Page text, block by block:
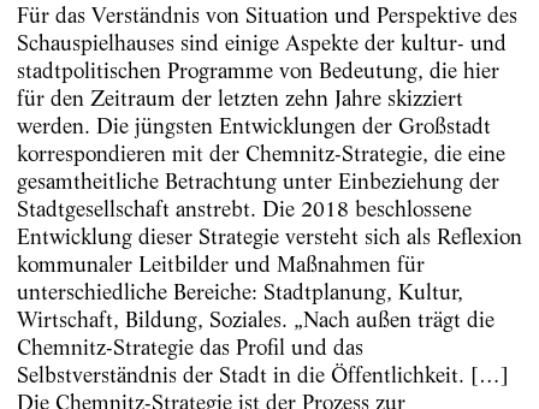
Für das Verständnis von Situation und Perspektive des
Schauspielhauses sind einige Aspekte der kultur- und
stadtpolitischen Programme von Bedeutung, die hier
für den Zeitraum der letzten zehn Jahre skizziert
werden. Die jüngsten Entwicklungen der Großstadt
korrespondieren mit der Chemnitz-Strategie, die eine
gesamtheitliche Betrachtung unter Einbeziehung der
Stadtgesellschaft anstrebt. Die 2018 beschlossene
Entwicklung dieser Strategie versteht sich als Reflexion
kommunaler Leitbilder und Maßnahmen für
unterschiedliche Bereiche: Stadtplanung, Kultur,
Wirtschaft, Bildung, Soziales. „Nach außen trägt die
Chemnitz-Strategie das Profil und das
Selbstverständnis der Stadt in die Öffentlichkeit. […]
Die Chemnitz-Strategie ist der Prozess zur